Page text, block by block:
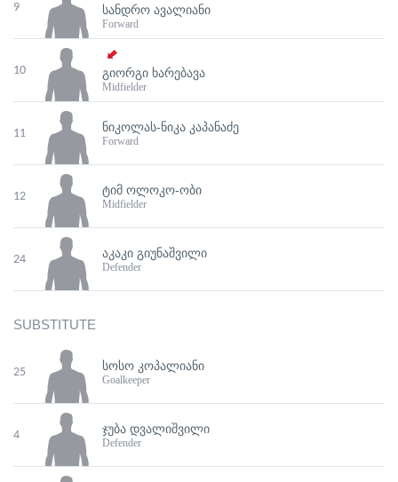
9 ᲡᲐᲜᲓᲠᲝ ᲐᲕᲐᲚᲘᲐᲜᲘ
Forward
10 ᲒᲘᲝᲠᲒᲘ ᲮᲐᲠᲔᲑᲐᲕᲐ
Midfielder
11 ᲜᲘᲙᲝᲚᲐᲡ-ᲜᲘᲙᲐ ᲙᲐᲞᲐᲜᲐᲫᲔ
Forward
12 ᲢᲘᲛ ᲝᲚᲝᲙᲝ-ᲝᲑᲘ
Midfielder
24 ᲐᲙᲐᲙᲘ ᲒᲘᲣᲜᲐᲨᲕᲘᲚᲘ
Defender
SUBSTITUTE
25 ᲡᲝᲡᲝ ᲙᲝᲞᲐᲚᲘᲐᲜᲘ
Goalkeeper
4 ᲯᲣᲑᲐ ᲓᲕᲐᲚᲘᲨᲕᲘᲚᲘ
Defender